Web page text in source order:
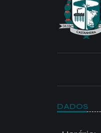
DADOS